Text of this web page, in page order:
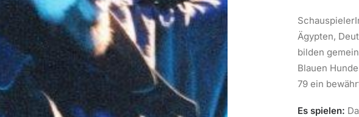
Ägypten,
bilden
Blauen
79 ein
Es spielen: